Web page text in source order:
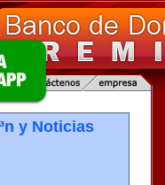
y Noticias